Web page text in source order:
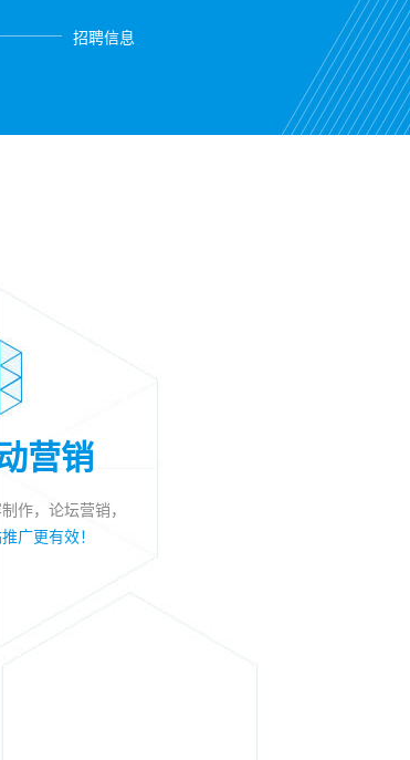
招聘信息
营销
作，论坛营销，
广更有效！